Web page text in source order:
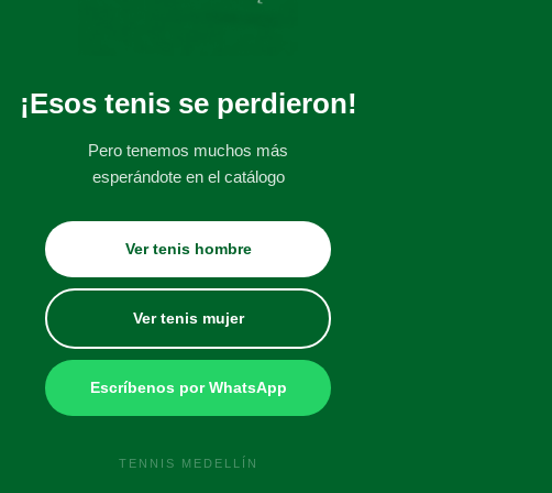
¡Esos tenis se perdieron!
Pero tenemos muchos más
esperándote en el catálogo
Ver tenis hombre
Ver tenis mujer
Escríbenos por WhatsApp
TENNIS MEDELLÍN